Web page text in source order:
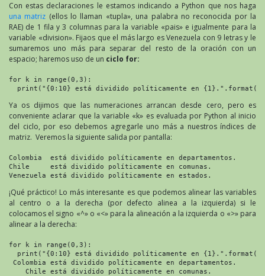
Con estas declaraciones le estamos indicando a Python que nos haga
una matriz (ellos lo llaman «tupla», una palabra no reconocida por la
RAE) de 1 fila y 3 columnas para la variable «pais» e igualmente para la
variable «division». Fijaos que el más largo es Venezuela con 9 letras y le
sumaremos uno más para separar del resto de la oración con un
espacio; haremos uso de un ciclo for:
for k in range(0,3):
print("{0:10} está dividido políticamente en
Ya os dijimos que las numeraciones arrancan desde cero, pero es
conveniente aclarar que la variable «k» es evaluada por Python al inicio
del ciclo, por eso debemos agregarle uno más a nuestros índices de
matriz. Veremos la siguiente salida por pantalla:
Colombia  está dividido políticamente en departamentos.
Chile     está dividido políticamente en comunas.
Venezuela está dividido políticamente en estados.
¡Qué práctico! Lo más interesante es que podemos alinear las variables
al centro o a la derecha (por defecto alinea a la izquierda) si le
colocamos el signo «^» o «<» para la alineación a la izquierda o «>» para
alinear a la derecha:
for k in range(0,3):
print("{0:10} está dividido políticamente en
Colombia está dividido políticamente en departamentos.
    Chile está dividido políticamente en comunas.